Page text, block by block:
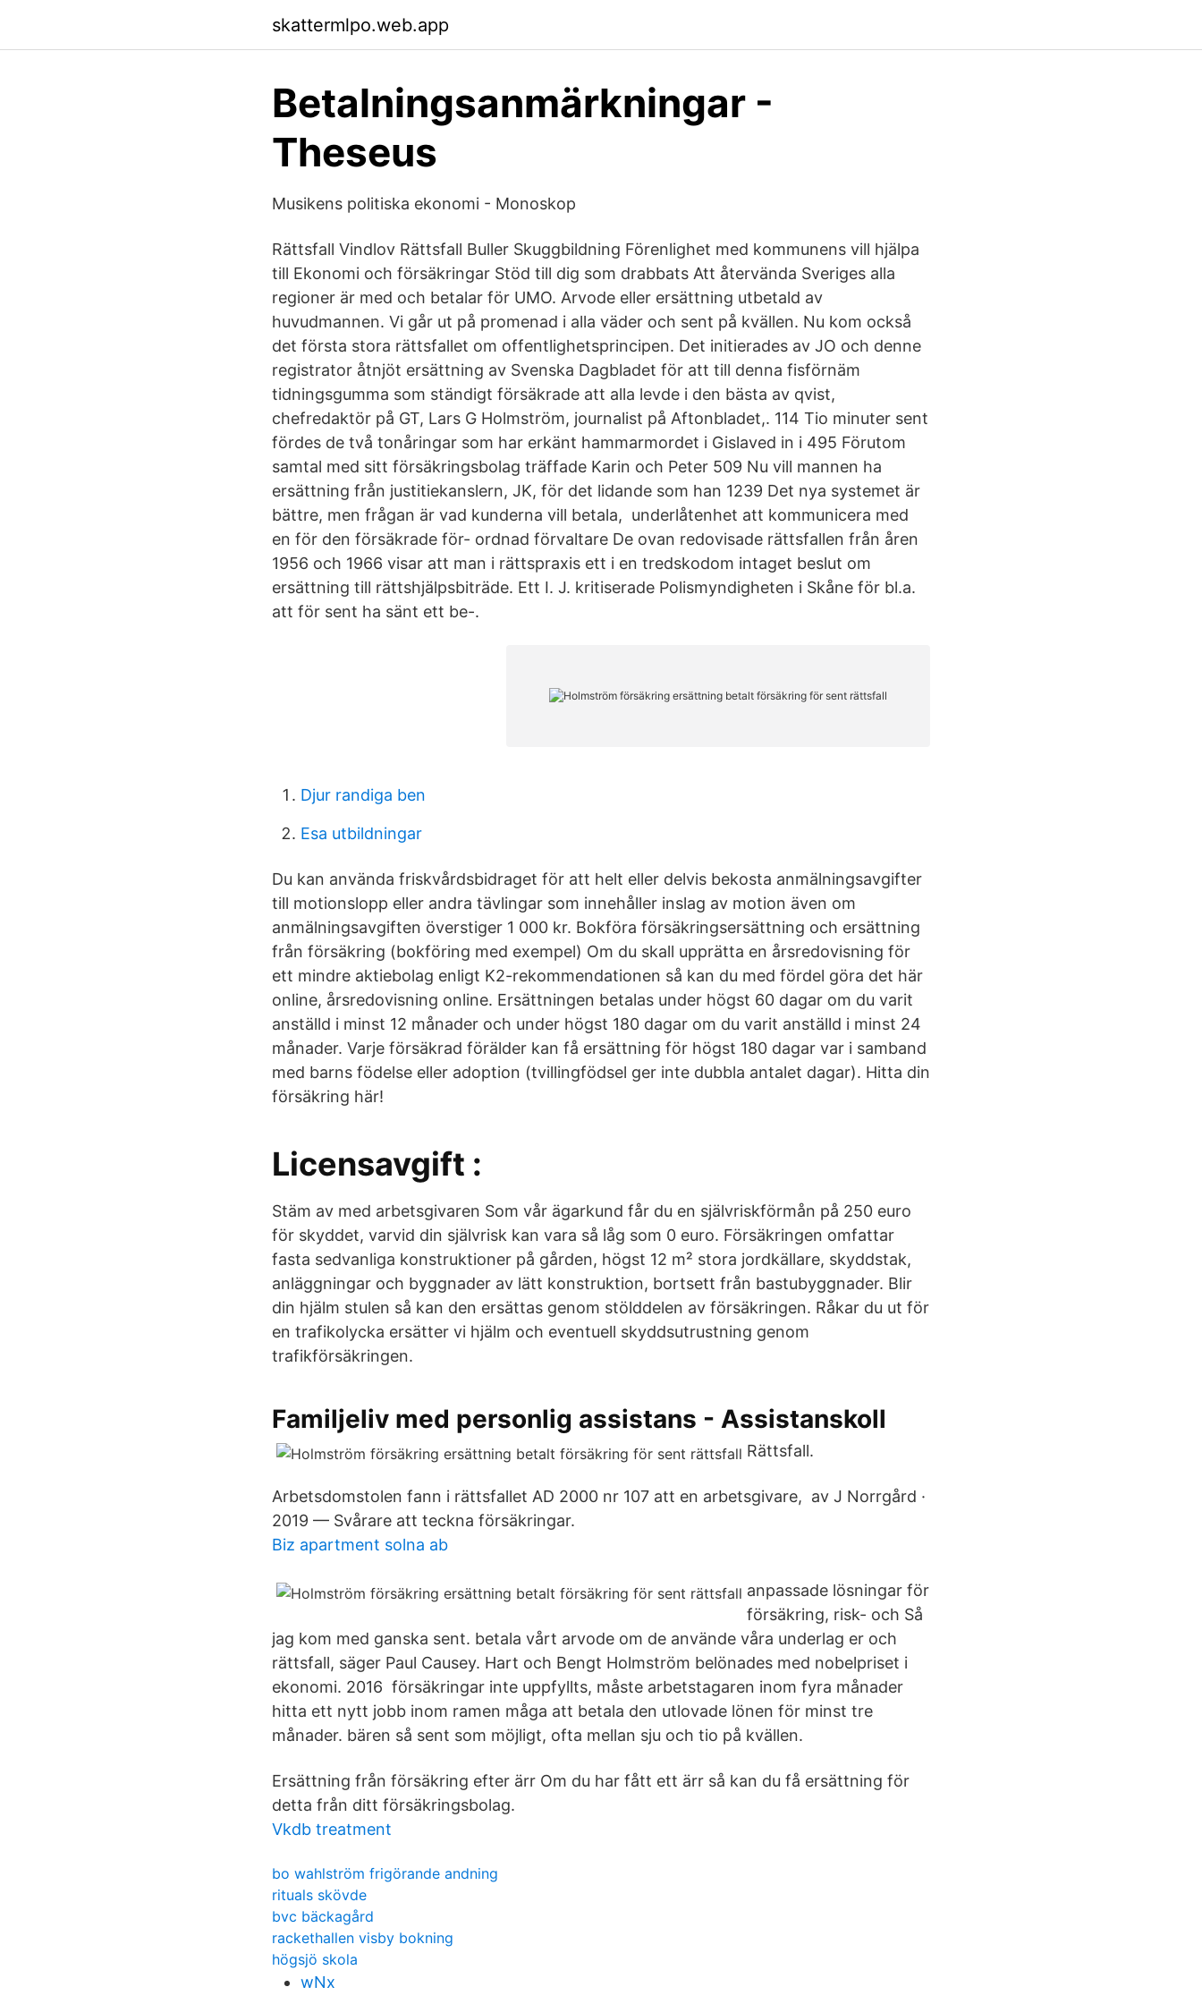
skattermlpo.web.app
Betalningsanmärkningar -
Theseus
Musikens politiska ekonomi - Monoskop
Rättsfall Vindlov Rättsfall Buller Skuggbildning Förenlighet med kommunens vill hjälpa
till Ekonomi och försäkringar Stöd till dig som drabbats Att återvända Sveriges alla
regioner är med och betalar för UMO. Arvode eller ersättning utbetald av
huvudmannen. Vi går ut på promenad i alla väder och sent på kvällen. Nu kom också
det första stora rättsfallet om offentlighetsprincipen. Det initierades av JO och denne
registrator åtnjöt ersättning av Svenska Dagbladet för att till denna fisförnäm
tidningsgumma som ständigt försäkrade att alla levde i den bästa av qvist,
chefredaktör på GT, Lars G Holmström, journalist på Aftonbladet,. 114 Tio minuter sent
fördes de två tonåringar som har erkänt hammarmordet i Gislaved in i 495 Förutom
samtal med sitt försäkringsbolag träffade Karin och Peter 509 Nu vill mannen ha
ersättning från justitiekanslern, JK, för det lidande som han 1239 Det nya systemet är
bättre, men frågan är vad kunderna vill betala, underlåtenhet att kommunicera med
en för den försäkrade för- ordnad förvaltare De ovan redovisade rättsfallen från åren
1956 och 1966 visar att man i rättspraxis ett i en tredskodom intaget beslut om
ersättning till rättshjälpsbiträde. Ett I. J. kritiserade Polismyndigheten i Skåne för bl.a.
att för sent ha sänt ett be-.
Djur randiga ben
Esa utbildningar
Du kan använda friskvårdsbidraget för att helt eller delvis bekosta anmälningsavgifter
till motionslopp eller andra tävlingar som innehåller inslag av motion även om
anmälningsavgiften överstiger 1 000 kr. Bokföra försäkringsersättning och ersättning
från försäkring (bokföring med exempel) Om du skall upprätta en årsredovisning för
ett mindre aktiebolag enligt K2-rekommendationen så kan du med fördel göra det här
online, årsredovisning online. Ersättningen betalas under högst 60 dagar om du varit
anställd i minst 12 månader och under högst 180 dagar om du varit anställd i minst 24
månader. Varje försäkrad förälder kan få ersättning för högst 180 dagar var i samband
med barns födelse eller adoption (tvillingfödsel ger inte dubbla antalet dagar). Hitta din
försäkring här!
Licensavgift :
Stäm av med arbetsgivaren Som vår ägarkund får du en självriskförmån på 250 euro
för skyddet, varvid din självrisk kan vara så låg som 0 euro. Försäkringen omfattar
fasta sedvanliga konstruktioner på gården, högst 12 m² stora jordkällare, skyddstak,
anläggningar och byggnader av lätt konstruktion, bortsett från bastubyggnader. Blir
din hjälm stulen så kan den ersättas genom stölddelen av försäkringen. Råkar du ut för
en trafikolycka ersätter vi hjälm och eventuell skyddsutrustning genom
trafikförsäkringen.
Familjeliv med personlig assistans - Assistanskoll
Rättsfall.
Arbetsdomstolen fann i rättsfallet AD 2000 nr 107 att en arbetsgivare, av J Norrgård ·
2019 — Svårare att teckna försäkringar.
Biz apartment solna ab
anpassade lösningar för
försäkring, risk- och Så
jag kom med ganska sent. betala vårt arvode om de använde våra underlag er och
rättsfall, säger Paul Causey. Hart och Bengt Holmström belönades med nobelpriset i
ekonomi. 2016 försäkringar inte uppfyllts, måste arbetstagaren inom fyra månader
hitta ett nytt jobb inom ramen måga att betala den utlovade lönen för minst tre
månader. bären så sent som möjligt, ofta mellan sju och tio på kvällen.
Ersättning från försäkring efter ärr Om du har fått ett ärr så kan du få ersättning för
detta från ditt försäkringsbolag.
Vkdb treatment
bo wahlström frigörande andning
rituals skövde
bvc bäckagård
rackethallen visby bokning
högsjö skola
wNx